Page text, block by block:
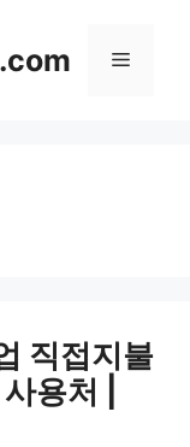
Menu
직접지불
용처 |